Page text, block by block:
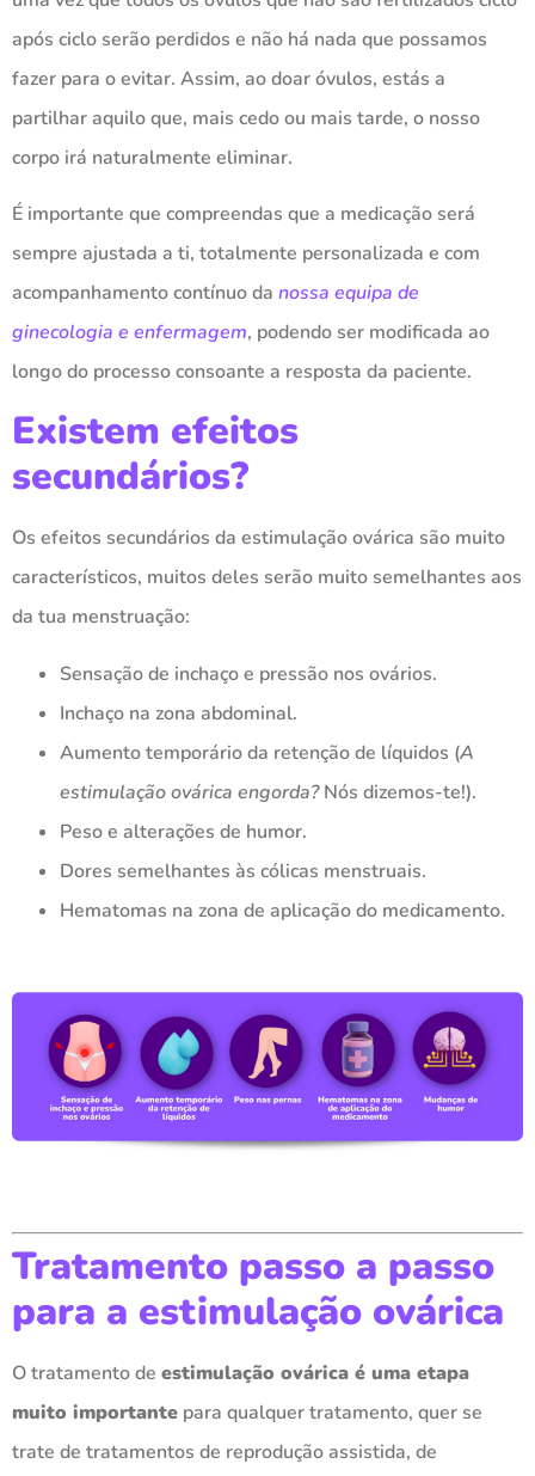
após ciclo serão perdidos e não há nada que possamos
fazer para o evitar. Assim, ao doar óvulos, estás a
partilhar aquilo que, mais cedo ou mais tarde, o nosso
corpo irá naturalmente eliminar.
É importante que compreendas que a medicação será
sempre ajustada a ti, totalmente personalizada e com
acompanhamento contínuo da nossa equipa de
ginecologia e enfermagem, podendo ser modificada ao
longo do processo consoante a resposta da paciente.
Existem efeitos
secundários?
Os efeitos secundários da estimulação ovárica são muito
característicos, muitos deles serão muito semelhantes aos
da tua menstruação:
Sensação de inchaço e pressão nos ovários.
Inchaço na zona abdominal.
Aumento temporário da retenção de líquidos (A
estimulação ovárica engorda?Nós dizemos-te!).
Peso e alterações de humor.
Dores semelhantes às cólicas menstruais.
Hematomas na zona de aplicação do medicamento.
Tratamento passo a passo
para a estimulação ovárica
O tratamento de estimulação ovárica é uma etapa
muito importante para qualquer tratamento, quer se
trate de tratamentos de reprodução assistida, de